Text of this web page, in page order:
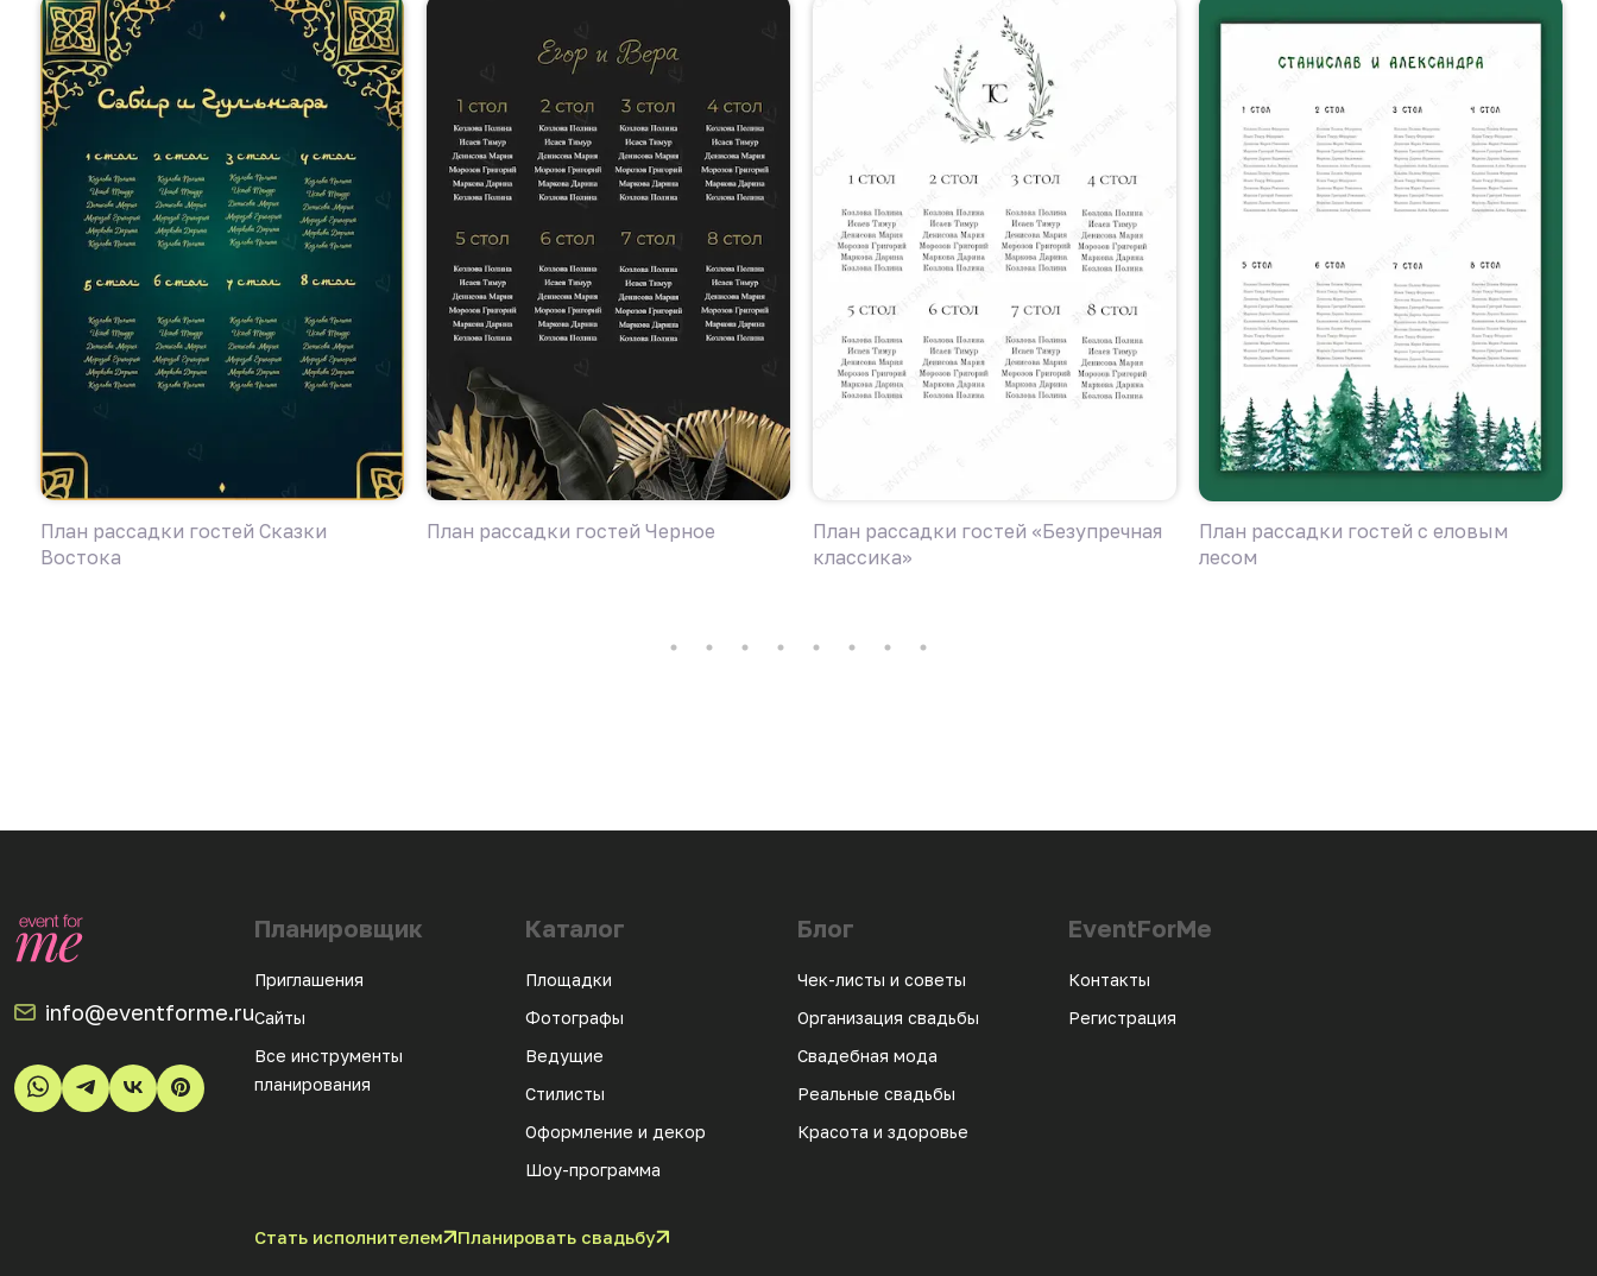
План рассадки гостей Сказки
Востока
План рассадки гостей Черное
План рассадки гостей «Безупречная
классика»
План рассадки гостей с еловым
лесом
info@eventforme.ru
Планировщик
Приглашения
Сайты
Все инструменты
планирования
Каталог
Площадки
Фотографы
Ведущие
Стилисты
Оформление и декор
Шоу-программа
Блог
Чек-листы и советы
Организация свадьбы
Свадебная мода
Реальные свадьбы
Красота и здоровье
EventForMe
Контакты
Регистрация
Стать исполнителем Планировать свадьбу